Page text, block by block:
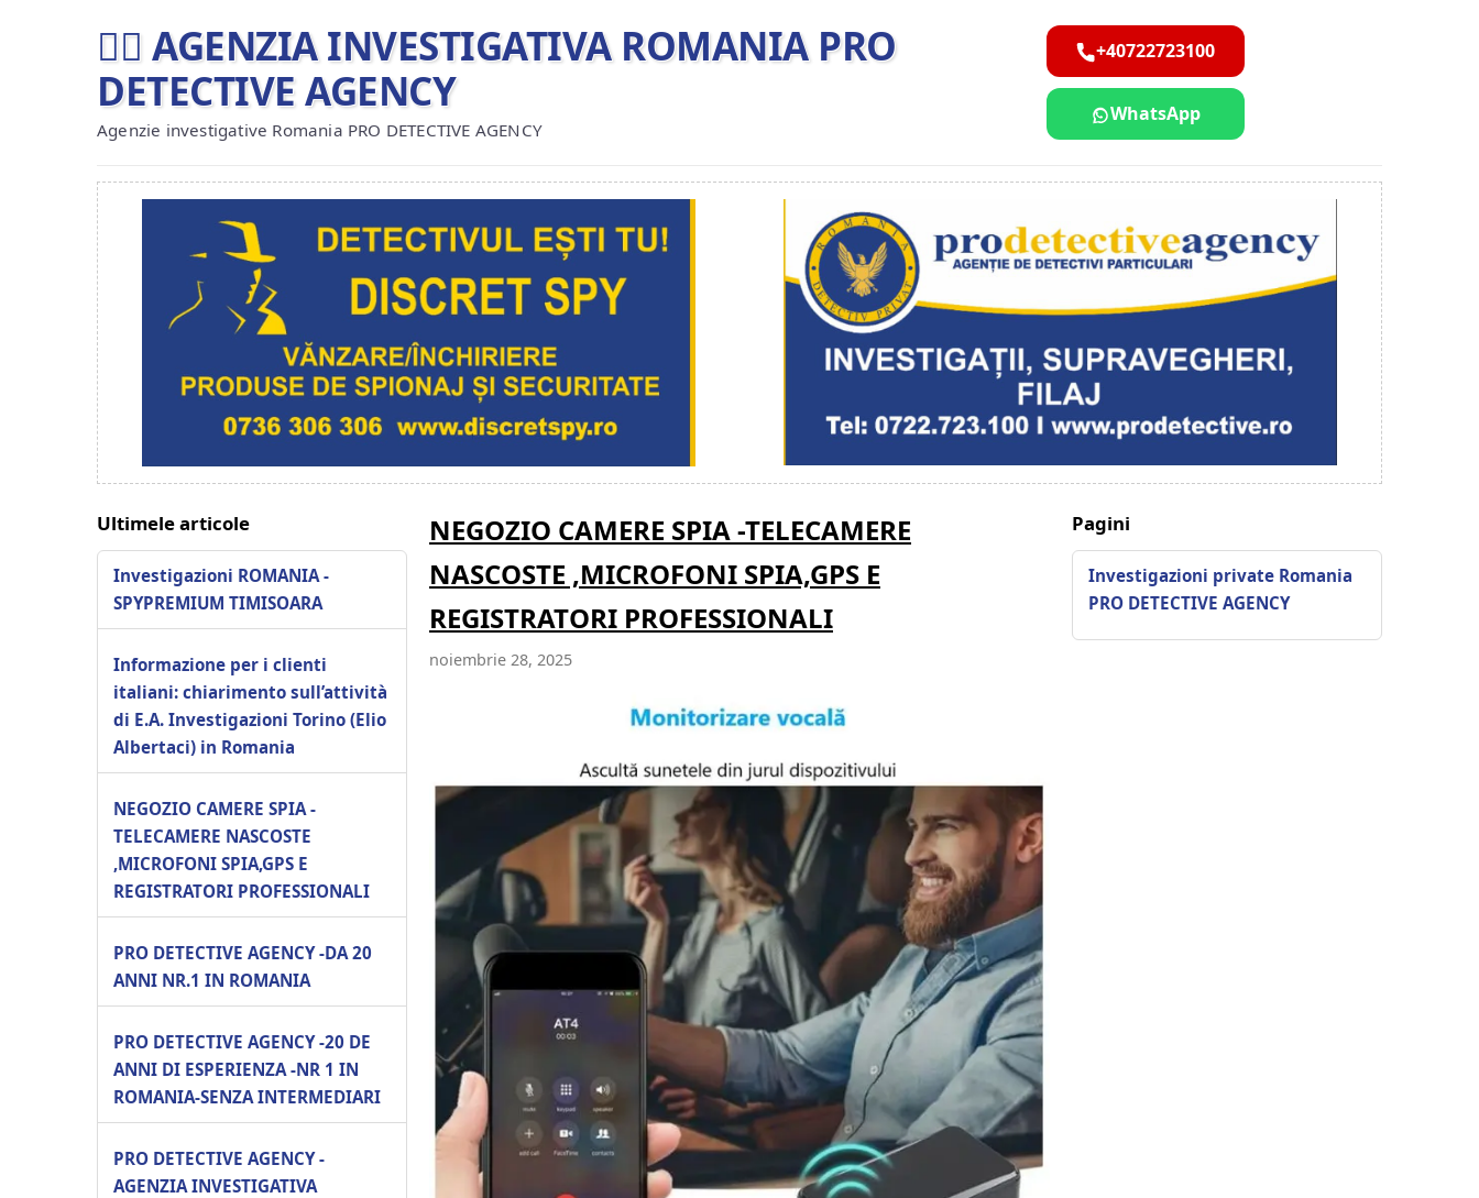
🕵️‍♂ AGENZIA INVESTIGATIVA ROMANIA PRO
DETECTIVE AGENCY
Agenzie investigative Romania PRO DETECTIVE AGENCY
+40722723100
WhatsApp
Ultimele articole
Investigazioni ROMANIA -
SPYPREMIUM TIMISOARA
Informazione per i clienti
italiani: chiarimento sull’attività
di E.A. Investigazioni Torino (Elio
Albertaci) in Romania
NEGOZIO CAMERE SPIA -
TELECAMERE NASCOSTE
,MICROFONI SPIA,GPS E
REGISTRATORI PROFESSIONALI
PRO DETECTIVE AGENCY -DA 20
ANNI NR.1 IN ROMANIA
PRO DETECTIVE AGENCY -20 DE
ANNI DI ESPERIENZA -NR 1 IN
ROMANIA-SENZA INTERMEDIARI
PRO DETECTIVE AGENCY -
AGENZIA INVESTIGATIVA
NEGOZIO CAMERE SPIA -TELECAMERE
NASCOSTE ,MICROFONI SPIA,GPS E
REGISTRATORI PROFESSIONALI
noiembrie 28, 2025
Pagini
Investigazioni private Romania
PRO DETECTIVE AGENCY